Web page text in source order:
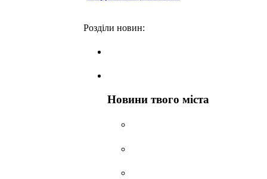
Розділи новин:
Новини твого міста